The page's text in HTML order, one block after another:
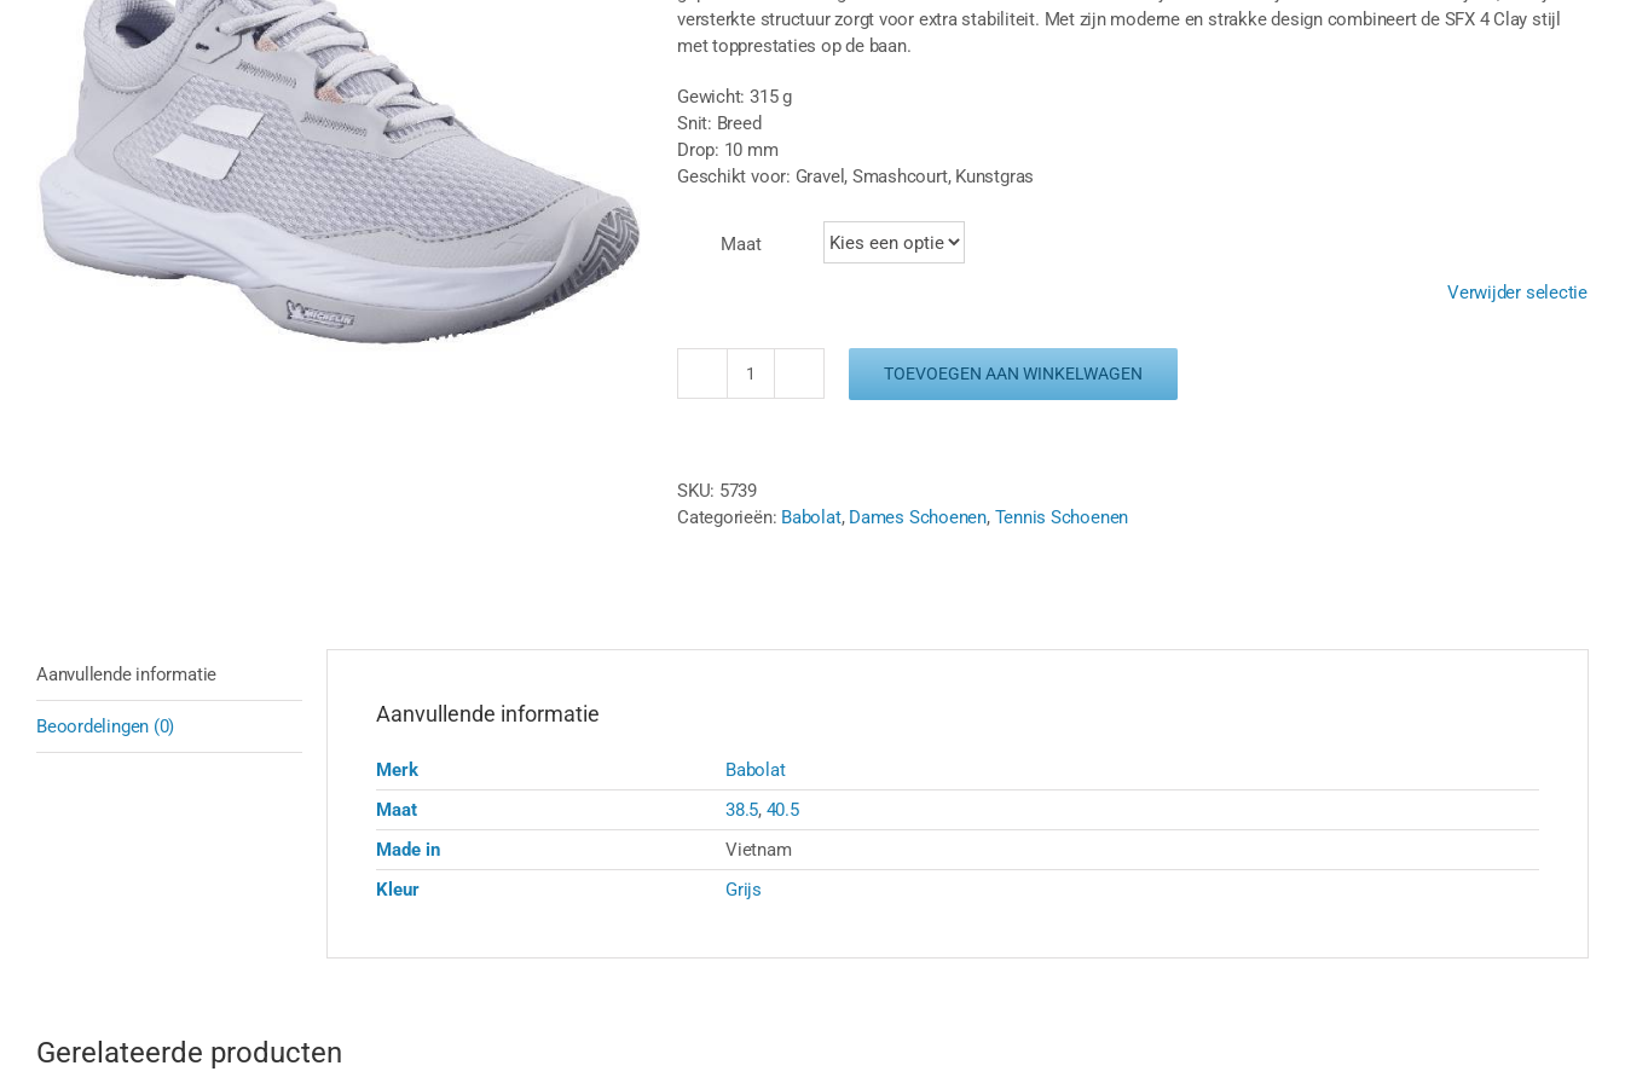
versterkte structuur zorgt voor extra stabiliteit. Met zijn moderne en strakke design combineert de SFX 4 Clay stijl
met topprestaties op de baan.
Gewicht: 315 g
Snit: Breed
Drop: 10 mm
Geschikt voor: Gravel, Smashcourt, Kunstgras
Maat
Verwijder selectie
BABOLAT
-
LUNAR
TOEVOEGEN AAN WINKELWAGEN
SKU: 5739
Categorieën: Babolat, Dames Schoenen, Tennis Schoenen
Aanvullende informatie
Beoordelingen (0) Aanvullende informatie
Merk
Babolat
Maat
38.5, 40.5
Made in
Vietnam
Kleur
Grijs
Gerelateerde producten